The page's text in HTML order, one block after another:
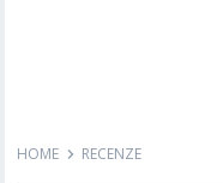
HOME RECENZE